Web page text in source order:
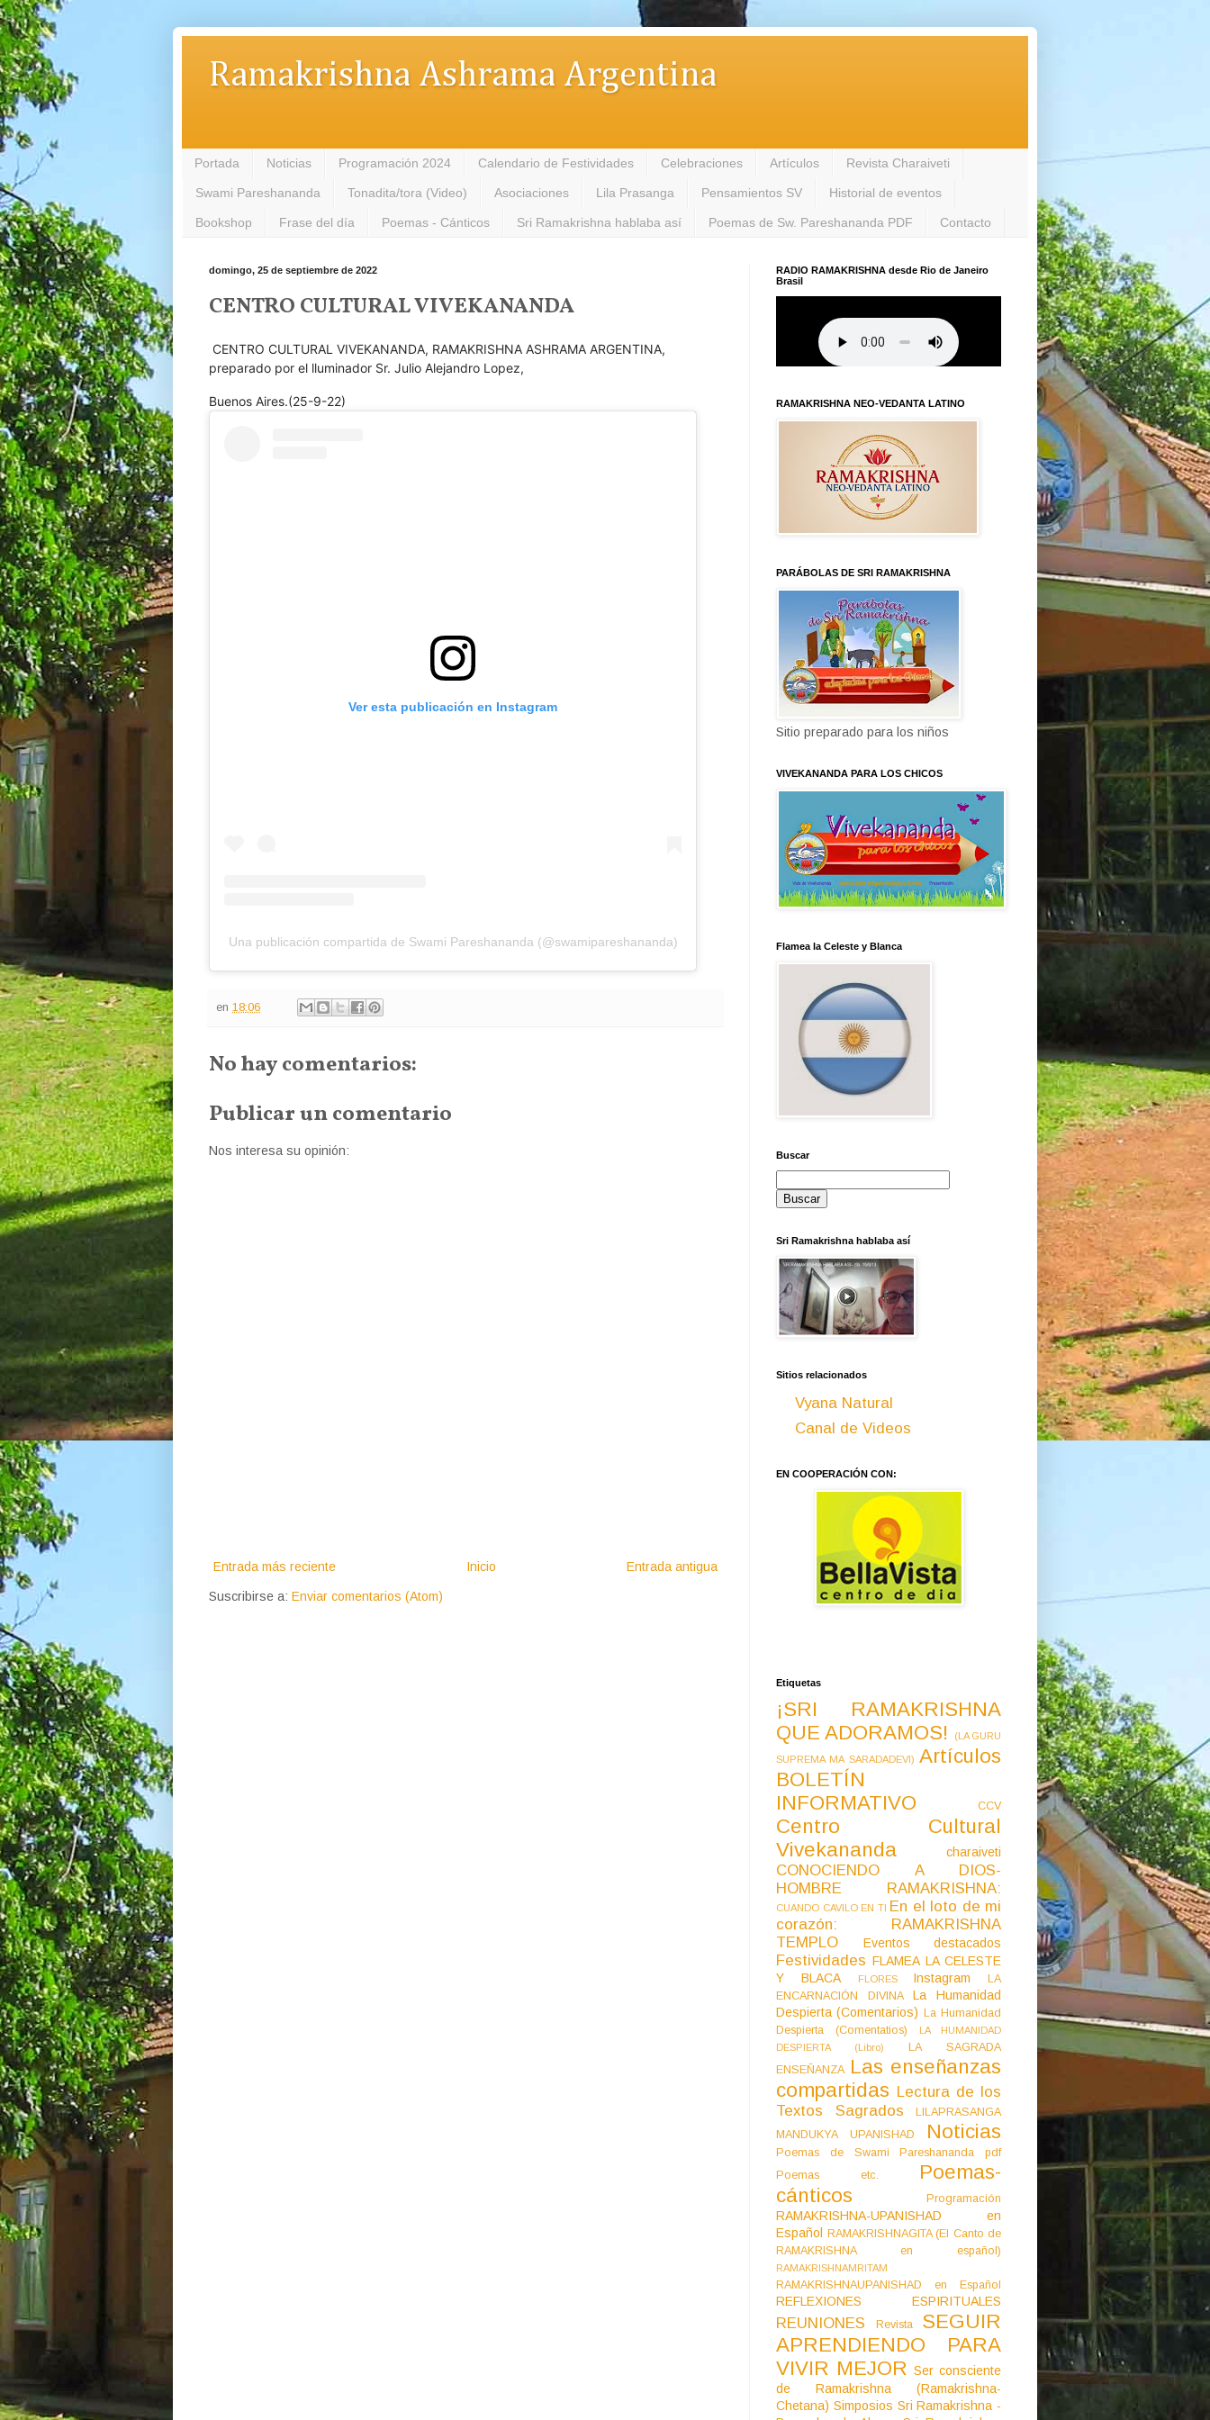
Ramakrishna Ashrama Argentina
Portada Noticias Programación 2024 Calendario de Festividades Celebraciones Artículos Revista Charaiveti
Swami Pareshananda Tonadita/tora (Video) Asociaciones Lila Prasanga Pensamientos SV Historial de eventos
Bookshop Frase del día Poemas - Cánticos Sri Ramakrishna hablaba así Poemas de Sw. Pareshananda PDF Contacto
domingo, 25 de septiembre de 2022
CENTRO CULTURAL VIVEKANANDA
CENTRO CULTURAL VIVEKANANDA, RAMAKRISHNA ASHRAMA ARGENTINA,
preparado por el lluminador Sr. Julio Alejandro Lopez,
Buenos Aires.(25-9-22)
Ver esta publicación en Instagram
Una publicación compartida de Swami Pareshananda (@swamipareshananda)
en 18:06
No hay comentarios:
Publicar un comentario
Nos interesa su opinión:
Entrada más reciente Entrada antigua
Inicio
Suscribirse a: Enviar comentarios (Atom)
RADIO RAMAKRISHNA desde Rio de Janeiro
Brasil
RAMAKRISHNA NEO-VEDANTA LATINO
PARÁBOLAS DE SRI RAMAKRISHNA
Sitio preparado para los niños
VIVEKANANDA PARA LOS CHICOS
Flamea la Celeste y Blanca
Buscar
Sri Ramakrishna hablaba así
Sitios relacionados
Vyana Natural
Canal de Videos
EN COOPERACIÓN CON:
Etiquetas
¡SRI RAMAKRISHNA
QUE ADORAMOS!
(LA GURU
SUPREMA MA SARADADEVI) Artículos
BOLETÍN
INFORMATIVO
CCV
Centro Cultural
Vivekananda
charaiveti
CONOCIENDO A DIOS-
HOMBRE RAMAKRISHNA:
CUANDO CAVILO EN TI En el loto de mi
corazón: RAMAKRISHNA
TEMPLO
Eventos destacados
Festividades FLAMEA LA CELESTE
Y BLACA
FLORES Instagram
LA
ENCARNACIÓN DIVINA
La Humanidad
Despierta (Comentarios)
La Humanidad
Despierta (Comentatios)
LA HUMANIDAD
DESPIERTA (Libro)
LA SAGRADA
ENSEÑANZA Las enseñanzas
compartidas Lectura de los
Textos Sagrados
LILAPRASANGA
MANDUKYA UPANISHAD
Noticias
Poemas de Swami Pareshananda pdf
Poemas etc.
Poemas-
cánticos
Programación
RAMAKRISHNA-UPANISHAD en
Español
RAMAKRISHNAGITA (El Canto de
RAMAKRISHNA en español)
RAMAKRISHNAMRITAM
RAMAKRISHNAUPANISHAD en Español
REFLEXIONES ESPIRITUALES
REUNIONES Revista
SEGUIR
APRENDIENDO PARA
VIVIR MEJOR Ser consciente
de Ramakrishna (Ramakrishna-
Chetana) Simposios Sri Ramakrishna -